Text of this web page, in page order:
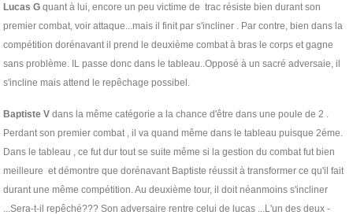
Lucas G quant à lui, encore un peu victime de trac résiste bien durant son
premier combat, voir attaque...mais il finit par s'incliner . Par contre, bien dans la
compétition dorénavant il prend le deuxième combat à bras le corps et gagne
sans problème. IL passe donc dans le tableau..Opposé à un sacré adversaie, il
s'incline mais attend le repêchage possibel.
Baptiste V dans la même catégorie a la chance d'être dans une poule de 2 .
Perdant son premier combat , il va quand même dans le tableau puisque 2éme.
Dans le tableau , ce fut dur tout se suite même si la gestion du combat fut bien
meilleure et démontre que dorénavant Baptiste réussit à transformer ce qu'il fait
durant une même compétition. Au deuxième tour, il doit néanmoins s'incliner
...Sera-t-il repêché??? Son adversaire rentre celui de lucas ...L'un des deux -